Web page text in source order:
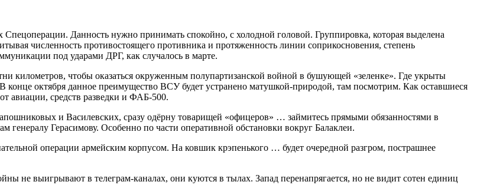
Данность нужно принимать спокойно, с холодной головой. Группировка, которая выделена
численность противостоящего противника и протяженность линии соприкосновения, степень
под ударами ДРГ, как случалось в марте.
километров, чтобы оказаться окруженным полупартизанской войной в бушующей «зеленке». Где укрыты
конце октября данное преимущество ВСУ будет устранено матушкой-природой, там посмотрим. Как оставшиеся
авиации, средств разведки и ФАБ-500.
и Василевских, сразу одёрну товарищей «офицеров» … займитесь прямыми обязанностями в
генералу Герасимову. Особенно по части оперативной обстановки вокруг Балаклеи.
операции армейским корпусом. На ковшик крэпенького … будет очередной разгром, пострашнее
не выигрывают в телеграм-каналах, они куются в тылах. Запад перенапрягается, но не видит сотен единиц